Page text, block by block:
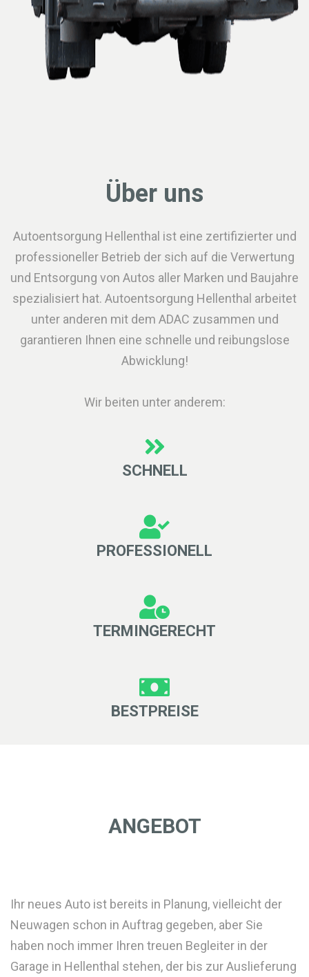
Über uns
Autoentsorgung Hellenthal ist eine zertifizierter und
professioneller Betrieb der sich auf die Verwertung
und Entsorgung von Autos aller Marken und Baujahre
spezialisiert hat. Autoentsorgung Hellenthal arbeitet
unter anderen mit dem ADAC zusammen und
garantieren Ihnen eine schnelle und reibungslose
Abwicklung!
Wir beiten unter anderem:
SCHNELL
PROFESSIONELL
TERMINGERECHT
BESTPREISE
ANGEBOT
Ihr neues Auto ist bereits in Planung, vielleicht der
Neuwagen schon in Auftrag gegeben, aber Sie
haben noch immer Ihren treuen Begleiter in der
Garage in Hellenthal stehen, der bis zur Auslieferung